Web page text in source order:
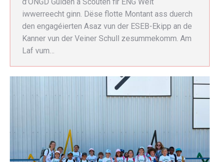
iwwerreecht ginn. Dëse flotte Montant ass duerch
den engagéierten Asaz vun der ESEB-Ekipp an de
Kanner vun der Veiner Schull zesummekomm. Am
Laf vum…